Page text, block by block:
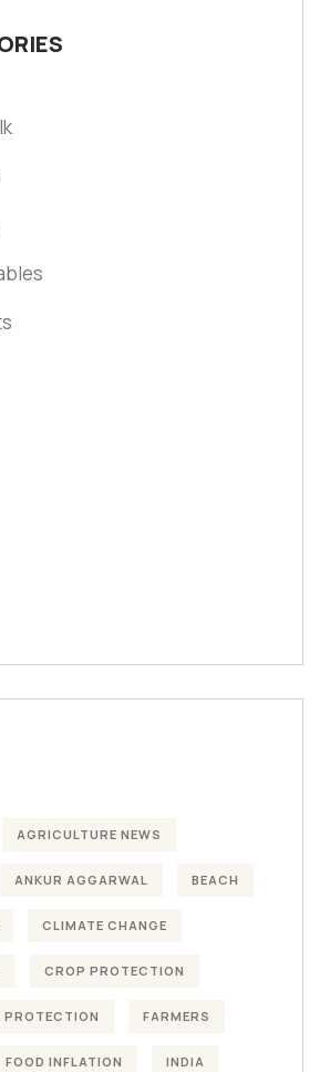
AGRICULTURE NEWS
ANKUR AGGARWAL BEACH
CLIMATE CHANGE
CROP PROTECTION
FARMERS
FOOD INFLATION INDIA